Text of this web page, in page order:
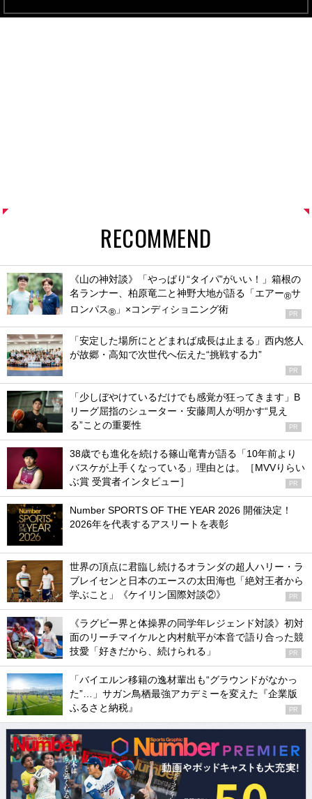
RECOMMEND
《山の神対談》「やっぱり“タイパ”がいい！」箱根の
名ランナー、柏原竜二と神野大地が語る「エアー®サ
ロンパス® 」×コンディショニング術 PR
「安定した場所にとどまれば成長は止まる」西内悠人
が故郷・高知で次世代へ伝えた“挑戦する力”
PR
「少しぼやけているだけでも感覚が狂ってきます」B
リーグ屈指のシューター・安藤周人が明かす“見え
る”ことの重要性
PR
38歳でも進化を続ける篠山竜青が語る「10年前より
バスケが上手くなっている」理由とは。［MVVりらい
ぶ賞 受賞者インタビュー］
PR
Number SPORTS OF THE YEAR 2026 開催決定！
2026年を代表するアスリートを表彰
世界の頂点に君臨し続けるオランダの超人ハリー・ラ
ブレイセンと日本のエースの太田海也「絶対王者から
学ぶこと」《ケイリン国際対談②》
PR
《ラグビー界と体操界の同学年レジェンド対談》初対
面のリーチマイケルと内村航平が本音で語り合った競
技愛「好きだから、続けられる」
PR
「バイエルン移籍の逸材輩出も“グラウンドがなかっ
た”…」サガン鳥栖最強アカデミーを変えた『企業版
ふるさと納税』
PR